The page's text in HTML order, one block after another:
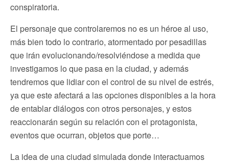
conspiratoria.
El personaje que controlaremos no es un héroe al uso,
más bien todo lo contrario, atormentado por pesadillas
que irán evolucionando/resolviéndose a medida que
investigamos lo que pasa en la ciudad, y además
tendremos que lidiar con el control de su nivel de estrés,
ya que este afectará a las opciones disponibles a la hora
de entablar diálogos con otros personajes, y estos
reaccionarán según su relación con el protagonista,
eventos que ocurran, objetos que porte…
La idea de una ciudad simulada donde interactuamos